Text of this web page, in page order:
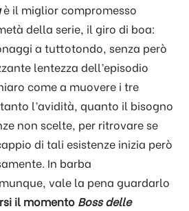
è il miglior compromesso
della serie, il giro di boa:
a tuttotondo, senza però
lentezza dell’episodio
come a muovere i tre
l’avidità, quanto il bisogno
non scelte, per ritrovare se
di tali esistenze inizia però
In barba
vale la pena guardarlo
il momento Boss delle